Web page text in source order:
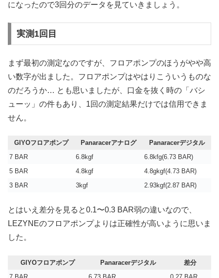
になったので3回分のデータを見ていきましょう。
実測1回目
まず最初の測定なのですが、フロアポンプのほうがやや高
い数字が出ました。フロアポンプはやはりこういうものな
のだろうか… とも思いましたが、口金を抜く時の「バシ
ューッ」の件もあり、1回の測定結果だけでは信用できま
せん。
GIYOフロアポンプ Panaracerアナログ
Panaracerデジタル
7 BAR
6.8kgf
6.8kfg(6.73 BAR)
5 BAR
4.8kgf
4.8gkgf(4.73 BAR)
3 BAR
3kgf 2.93kgf(2.87 BAR)
とはいえ差分を見ると0.1〜0.3 BAR弱の違いなので、
LEZYNEのフロアポンプよりは正確性が高いように思いま
した。
GIYOフロアポンプ Panaracerデジタル
差分